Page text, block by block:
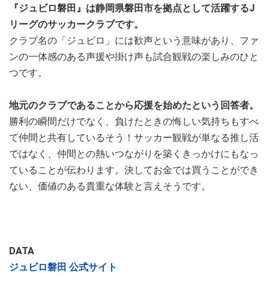
『ジュビロ磐田』は静岡県磐田市を拠点として活躍するJ
リーグのサッカークラブです。
クラブ名の「ジュビロ」には歓声という意味があり、ファ
ンの一体感のある声援や掛け声も試合観戦の楽しみのひと
つです。
地元のクラブであることから応援を始めたという回答者。
勝利の瞬間だけでなく、負けたときの悔しい気持ちもすべ
て仲間と共有しているそう！サッカー観戦が単なる推し活
ではなく、仲間との熱いつながりを築くきっかけにもなっ
ていることが伝わります。決してお金では買うことができ
ない、価値のある貴重な体験と言えそうです。
DATA
ジュビロ磐田 公式サイト